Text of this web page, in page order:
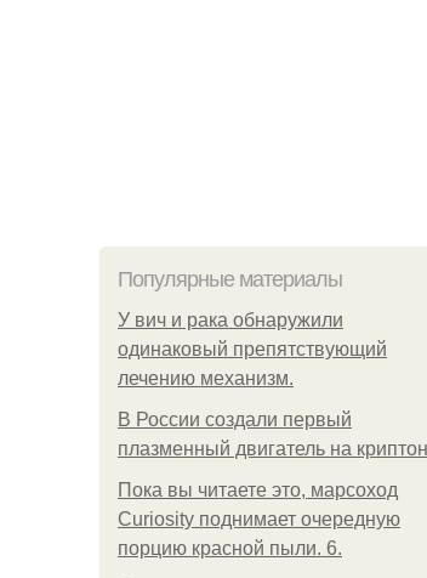
Популярные материалы
У вич и рака обнаружили
одинаковый препятствующий
лечению механизм.
В России создали первый
плазменный двигатель на
Пока вы читаете это, марсоход
Curiosity поднимает очередную
порцию красной пыли. 6.